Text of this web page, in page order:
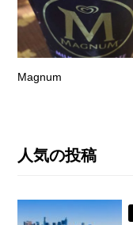
Magnum
人気の投稿